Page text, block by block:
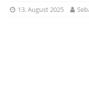
13. August 2025